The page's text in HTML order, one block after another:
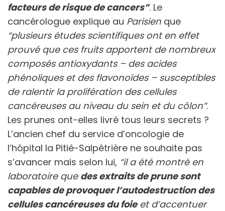
facteurs de risque de cancers”. Le
cancérologue explique au Parisien que
“plusieurs études scientifiques ont en effet
prouvé que ces fruits apportent de nombreux
composés antioxydants – des acides
phénoliques et des flavonoïdes – susceptibles
de ralentir la prolifération des cellules
cancéreuses au niveau du sein et du côlon”.
Les prunes ont-elles livré tous leurs secrets ?
L’ancien chef du service d’oncologie de
l’hôpital la Pitié-Salpêtrière ne souhaite pas
s’avancer mais selon lui, “il a été montré en
laboratoire que des extraits de prune sont
capables de provoquer l’autodestruction des
cellules cancéreuses du foieet d’accentuer